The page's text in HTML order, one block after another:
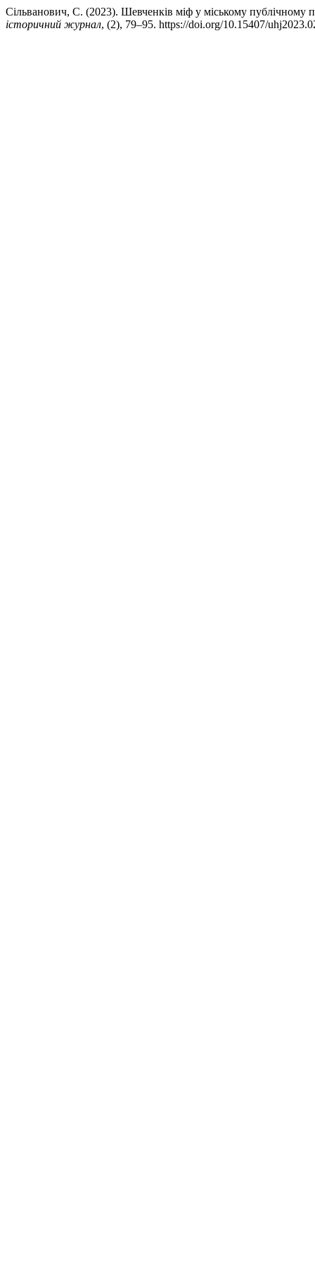
Сільванович, С. (2023). Шевченків міф у міському
історичний журнал, (2), 79–95. https://doi.org/10.15407/